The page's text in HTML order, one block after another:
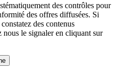
des contrôles pour
des offres diffusées. Si
des contenus
le signaler en cliquant sur